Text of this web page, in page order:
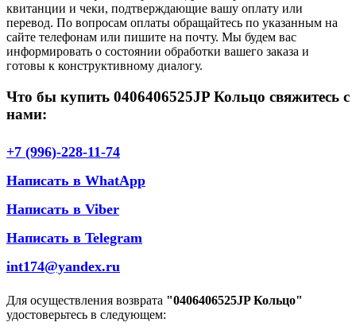
квитанции и чеки, подтверждающие вашу оплату или
перевод. По вопросам оплаты обращайтесь по указанным на
сайте телефонам или пишите на почту. Мы будем вас
информировать о состоянии обработки вашего заказа и
готовы к конструктивному диалогу.
Что бы купить 0406406525JP Кольцо свяжитесь с
нами:
+7 (996)-228-11-74
Написать в WhatApp
Написать в Viber
Написать в Telegram
int174@yandex.ru
Для осуществления возврата "0406406525JP Кольцо"
удостоверьтесь в следующем: